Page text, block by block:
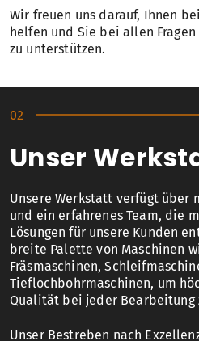
Wir freuen uns darauf, Ihnen
helfen und Sie bei allen
zu unterstützen.
Unser
Unsere Werkstatt verfügt über
und ein erfahrenes Team, die
Lösungen für unsere Kunden
breite Palette von Maschinen
Fräsmaschinen,
Tieflochbohrmaschinen, um
Qualität bei jeder Bearbeitung
Unser Bestreben nach